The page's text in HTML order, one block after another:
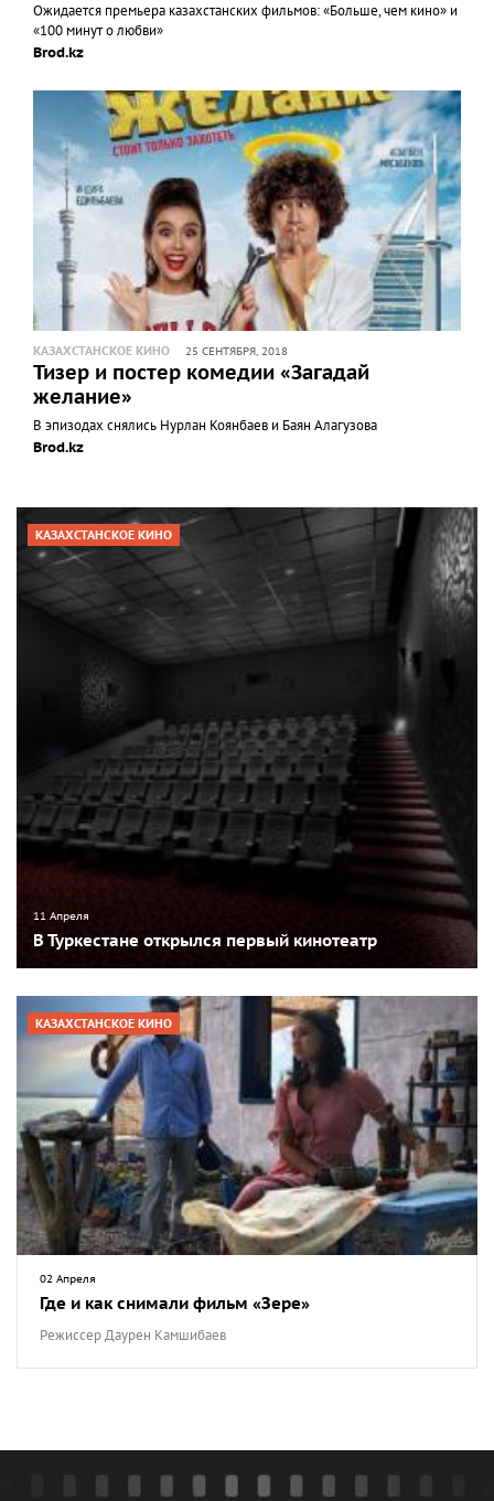
Ожидается премьера казахстанских фильмов: «Больше, чем кино» и
«100 минут о любви»
Brod.kz
КАЗАХСТАНСКОЕ КИНО 25 СЕНТЯБРЯ, 2018
Тизер и постер комедии «Загадай
желание»
В эпизодах снялись Нурлан Коянбаев и Баян Алагузова
Brod.kz
КАЗАХСТАНСКОЕ КИНО
11 Апреля
В Туркестане открылся первый кинотеатр
КАЗАХСТАНСКОЕ КИНО
02 Апреля
Где и как снимали фильм «Зере»
Режиссер Даурен Камшибаев